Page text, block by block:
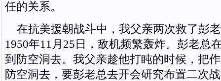
任的关系。
在抗美援朝战斗中，我父亲两次救了彭
1950年11月25日，敌机频繁轰炸。彭老总
到防空洞去。我父亲趁他打盹的时候，把
防空洞去，要彭老总去开会研究布置二次